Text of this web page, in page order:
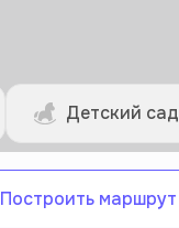
Детский сад
Построить маршрут